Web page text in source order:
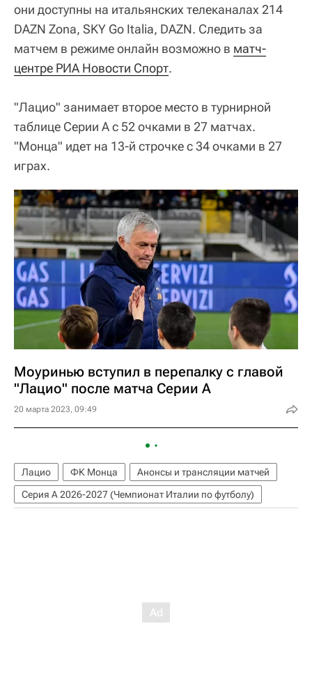
они доступны на итальянских телеканалах 214
DAZN Zona, SKY Go Italia, DAZN. Следить за
матчем в режиме онлайн возможно в матч-
центре РИА Новости Спорт.
"Лацио" занимает второе место в турнирной
таблице Серии А с 52 очками в 27 матчах.
"Монца" идет на 13-й строчке с 34 очками в 27
играх.
Моуринью вступил в перепалку с главой
"Лацио" после матча Серии А
20 марта 2023, 09:49
Лацио ФК Монца
Анонсы и трансляции матчей
Серия А 2026-2027 (Чемпионат Италии по футболу)